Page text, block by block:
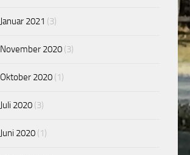
Januar 2021 (3)
November 2020 (3)
Oktober 2020 (1)
Juli 2020 (3)
Juni 2020 (1)